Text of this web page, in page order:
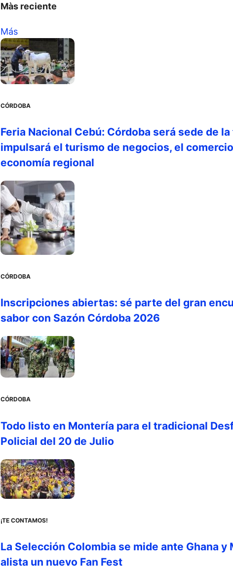
Màs reciente
Más
CÓRDOBA
Feria Nacional Cebú: Córdoba será sede de
impulsará el turismo de negocios, el
economía regional
CÓRDOBA
Inscripciones abiertas: sé parte del gran
sabor con Sazón Córdoba 2026
CÓRDOBA
Todo listo en Montería para el tradicional
Policial del 20 de Julio
¡TE CONTAMOS!
La Selección Colombia se mide ante Ghana y
alista un nuevo Fan Fest